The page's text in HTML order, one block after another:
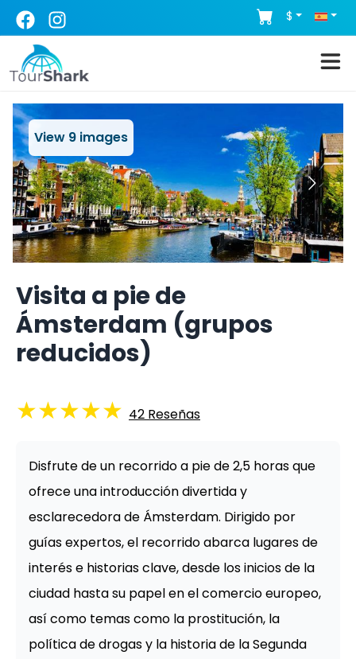
$
View 9 images
Visita a pie de
Ámsterdam (grupos
reducidos)
★★★★★ 42 Reseñas
Disfrute de un recorrido a pie de 2,5 horas que
ofrece una introducción divertida y
esclarecedora de Ámsterdam. Dirigido por
guías expertos, el recorrido abarca lugares de
interés e historias clave, desde los inicios de la
ciudad hasta su papel en el comercio europeo,
así como temas como la prostitución, la
política de drogas y la historia de la Segunda